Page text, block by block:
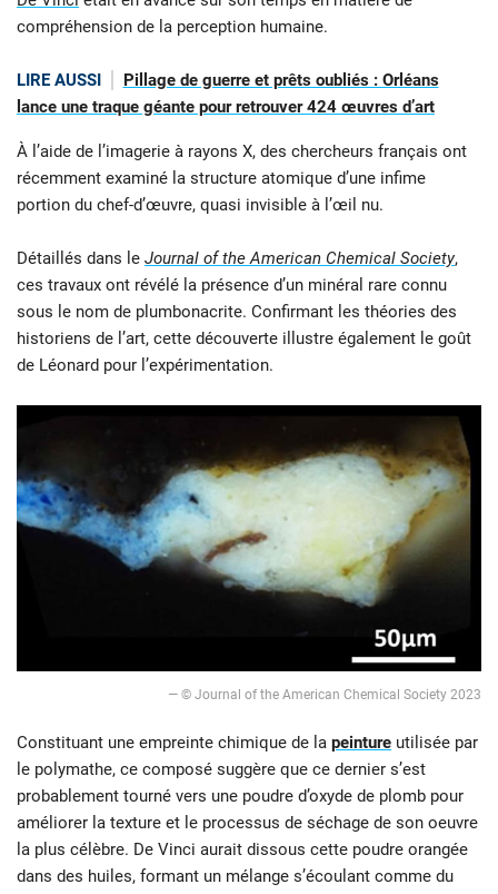
compréhension de la perception humaine.
LIRE AUSSI
Pillage de guerre et prêts oubliés : Orléans
lance une traque géante pour retrouver 424 œuvres d’art
À l’aide de l’imagerie à rayons X, des chercheurs français ont
récemment examiné la structure atomique d’une infime
portion du chef-d’œuvre, quasi invisible à l’œil nu.
Détaillés dans le Journal of the American Chemical Society,
ces travaux ont révélé la présence d’un minéral rare connu
sous le nom de plumbonacrite. Confirmant les théories des
historiens de l’art, cette découverte illustre également le goût
de Léonard pour l’expérimentation.
— © Journal of the American Chemical Society 2023
Constituant une empreinte chimique de la peinture utilisée par
le polymathe, ce composé suggère que ce dernier s’est
probablement tourné vers une poudre d’oxyde de plomb pour
améliorer la texture et le processus de séchage de son oeuvre
la plus célèbre. De Vinci aurait dissous cette poudre orangée
dans des huiles, formant un mélange s’écoulant comme du